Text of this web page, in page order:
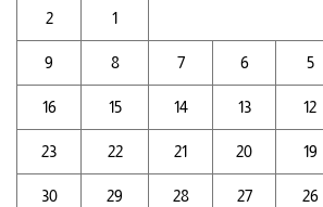
1
2
5
6
7
8
9
12
13
14
15
16
19
20
21
22
23
26
27
28
29
30